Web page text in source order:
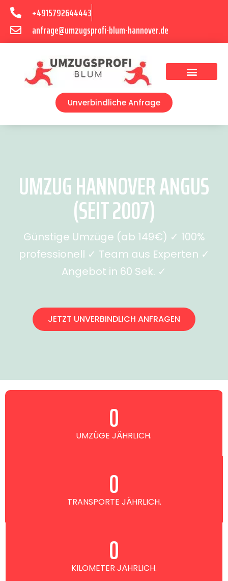
+4915792644443
anfrage@umzugsprofi-blum-hannover.de
Unverbindliche Anfrage
UMZUG HANNOVER ANGUS
(SEIT 2007)
Günstige Umzüge (ab 149€) ✓ 100%
professionell ✓ Team aus Experten ✓
Angebot in 60 Sek. ✓
JETZT UNVERBINDLICH ANFRAGEN
UMZÜGE JÄHRLICH.
0
TRANSPORTE JÄHRLICH.
0
KILOMETER JÄHRLICH.
0